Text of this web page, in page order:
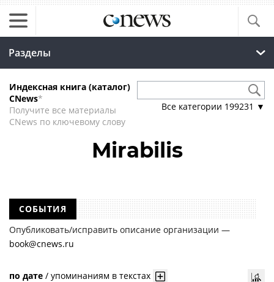
Разделы
Индексная книга (каталог)
CNews*
Получите все материалы
CNews по ключевому слову
Все категории 199231 ▼
Mirabilis
СОБЫТИЯ
Опубликовать/исправить описание организации —
book@cnews.ru
по дате / упоминаниям в текстах